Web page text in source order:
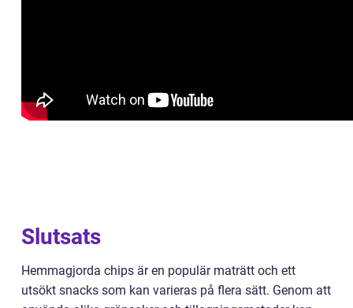
Slutsats
Hemmagjorda chips är en populär maträtt och ett
utsökt snacks som kan varieras på flera sätt. Genom att